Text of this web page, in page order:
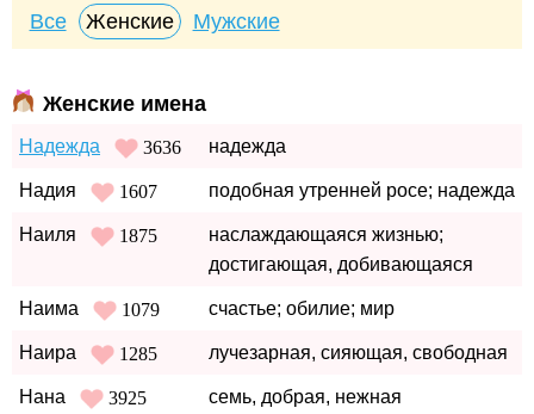
Все Женские Мужские
Женские имена
Надежда 3636 надежда
Надия 1607 подобная утренней росе; надежда
Наиля 1875
наслаждающаяся жизнью;
достигающая, добивающаяся
Наима 1079 счастье; обилие; мир
Наира 1285 лучезарная, сияющая, свободная
Нана 3925 семь, добрая, нежная